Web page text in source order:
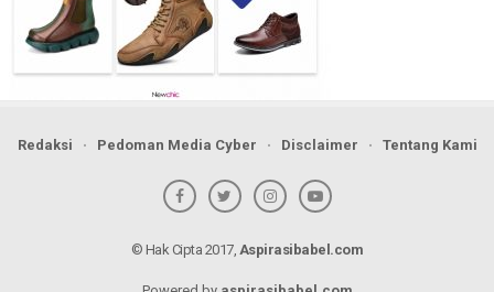
Redaksi Pedoman Media Cyber Disclaimer Tentang Kami
© Hak Cipta 2017, Aspirasibabel.com